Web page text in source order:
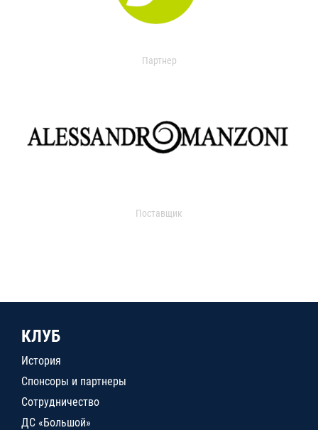
Партнер
Поставщик
КЛУБ
История
Спонсоры и партнеры
Сотрудничество
ДС «Большой»